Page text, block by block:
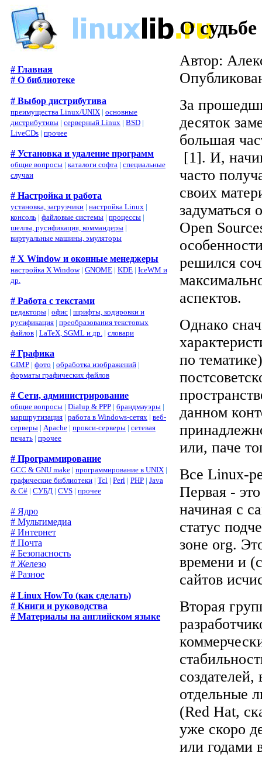
# Главная
# О библиотеке
# Выбор дистрибутива
преимущества Linux/UNIX | основные
дистрибутивы | серверный Linux | BSD |
LiveCDs | прочее
# Установка и удаление программ
общие вопросы | каталоги софта | специальные
случаи
# Настройка и работа
установка, загрузчики | настройка Linux |
консоль | файловые системы | процессы |
шеллы, русификация, коммандеры |
виртуальные машины, эмуляторы
# X Window и оконные менеджеры
настройка X Window| GNOME | KDE | IceWM и
др.
# Работа с текстами
редакторы | офис | шрифты, кодировки и
русификация | преобразования текстовых
файлов | LaTeX, SGML и др. | словари
# Графика
GIMP | фото | обработка изображений |
форматы графических файлов
# Сети, администрирование
общие вопросы | Dialup & PPP | брандмауэры |
маршрутизация | работа в Windows-сетях | веб-
серверы | Apache | прокси-серверы | сетевая
печать | прочее
# Программирование
GCC & GNU make | программирование в UNIX |
графические библиотеки | Tcl | Perl | PHP | Java
& C# | СУБД | CVS | прочее
# Ядро
# Мультимедиа
# Интернет
# Почта
# Безопасность
# Железо
# Разное
# Linux HowTo (как сделать)
# Книги и руководства
# Материалы на английском языке
О
Автор:
За
десяток
большая
[1]. И,
часто
своих
задуматься
Open
решился
аспектов.
Однако
по
данном
или, паче
Все Linux-
Первая -
начиная с
статус
зоне org.
времени и
сайтов
Вторая
отдельные
(Red Hat,
уже скоро
или годами